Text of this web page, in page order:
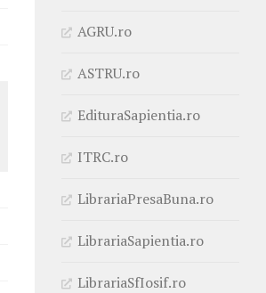
AGRU.ro
ASTRU.ro
EdituraSapientia.ro
ITRC.ro
LibrariaPresaBuna.ro
LibrariaSapientia.ro
LibrariaSfIosif.ro